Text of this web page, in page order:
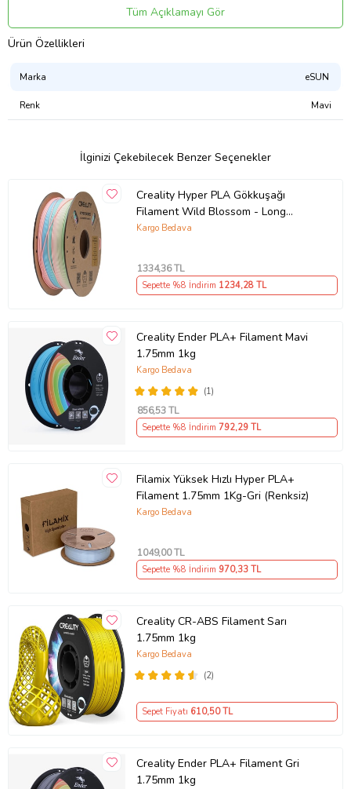
kamışı vb. Çevre dostu ve
zararsız olması gibi özelliklere
sahiptir. Bu nedenle sağlık
açısından ABS den daha
üstündür.
ESUN PLA Plus Filament,standart PLA filamentlere göre yüksek
yüzey kalitesine, yüksek katman yapısına ve 10 kat daha fazla
olacaktır.
Tüm Açıklamayı Gör
Ürün Özellikleri
Marka eSUN
Renk Mavi
İlginizi Çekebilecek Benzer Seçenekler
Creality Hyper PLA Gökkuşağı
Filament Wild Blossom - Long
1.75mm 1kg
Kargo Bedava
1334,36 TL
Sepette %8 İndirim 1234,28 TL
Creality Ender PLA+ Filament Mavi
1.75mm 1kg
(1)
Kargo Bedava
856,53 TL
Sepette %8 İndirim 792,29 TL
Filamix Yüksek Hızlı Hyper PLA+
Filament 1.75mm 1Kg-Gri (Renksiz)
Kargo Bedava
1049,00 TL
Sepette %8 İndirim 970,33 TL
Creality CR-ABS Filament Sarı
1.75mm 1kg
(2)
Kargo Bedava
Sepet Fiyatı 610,50 TL
Creality Ender PLA+ Filament Gri
1.75mm 1kg